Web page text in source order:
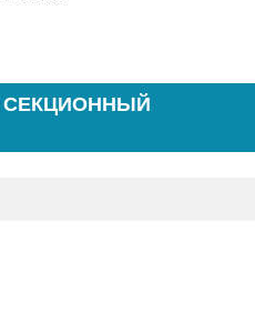
СЕКЦИОННЫЙ